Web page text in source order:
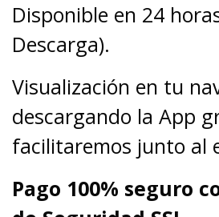
Disponible en 24
Descarga).
Visualización en tu
descargando la App
facilitaremos junto al
Pago 100% seguro